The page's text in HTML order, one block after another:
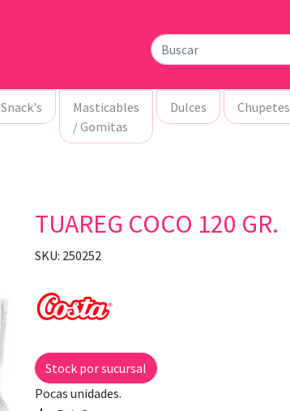
Snack's
Masticables
/ Gomitas
Dulces Chupetes
TUAREG COCO 120 GR.
SKU: 250252
Stock por sucursal
Pocas unidades.